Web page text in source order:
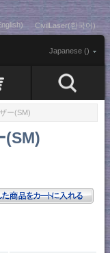
CivilLaser(한국어)
Japanese ()
ー(SM)
(SM)